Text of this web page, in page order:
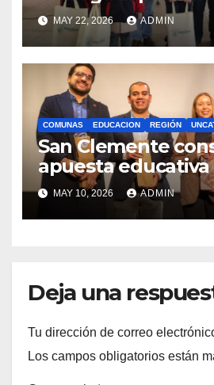
estudiantes con
Royalty Minero
MAY 22, 2026 ADMIN
COMUNAS EDUCACION REGIÓN
San Clemente
apuesta educativa
lanzamiento del
Preuniversitario
MAY 10, 2026 ADMIN
Deja una
Tu dirección de correo
Los campos obligatorios están